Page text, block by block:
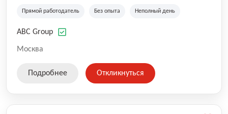
культуре и развлечениям, информационным
Прямой работодатель Без опыта Неполный день
ABC Group
Москва
Подробнее Откликнуться